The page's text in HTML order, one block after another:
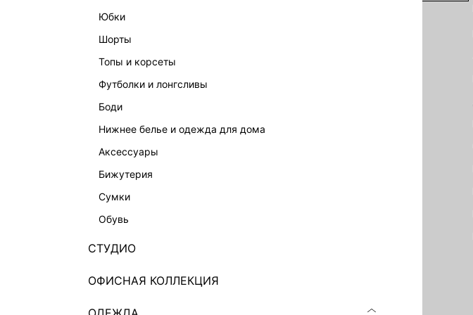
юбки
шорты
топы и корсеты
футболки и лонгсливы
боди
нижнее белье и одежда для дома
аксессуары
бижутерия
сумки
обувь
СТУДИО
ОФИСНАЯ КОЛЛЕКЦИЯ
ОФИСНАЯ КОЛЛЕКЦИЯ
ЭКСКЛЮЗИВНО ОНЛАЙН
АКСЕССУАРЫ И УКРАШЕНИЯ
ФИНАЛЬНАЯ РАСПРОДАЖА
БАЛЬЗАМЫ-ТИНТЫ